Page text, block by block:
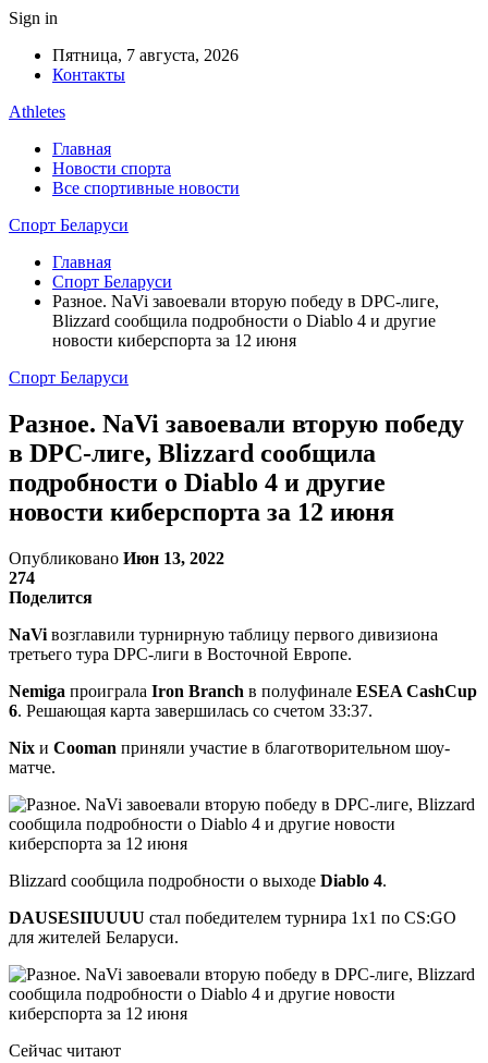
Sign in
Пятница, 7 августа, 2026
Контакты
Athletes
Главная
Новости спорта
Все спортивные новости
Спорт Беларуси
Главная
Спорт Беларуси
Разное. NaVi завоевали вторую победу в DPC-лиге,
Blizzard сообщила подробности о Diablo 4 и другие
новости киберспорта за 12 июня
Спорт Беларуси
Разное. NaVi завоевали вторую победу
в DPC-лиге, Blizzard сообщила
подробности о Diablo 4 и другие
новости киберспорта за 12 июня
Опубликовано Июн 13, 2022
274
Поделится
NaVi возглавили турнирную таблицу первого дивизиона
третьего тура DPC-лиги в Восточной Европе.
Nemiga проиграла Iron Branch в полуфинале ESEA CashCup
6. Решающая карта завершилась со счетом 33:37.
Nix и Cooman приняли участие в благотворительном шоу-
матче.
Blizzard сообщила подробности о выходе Diablo 4.
DAUSESIIUUUU стал победителем турнира 1х1 по CS:GO
для жителей Беларуси.
Сейчас читают